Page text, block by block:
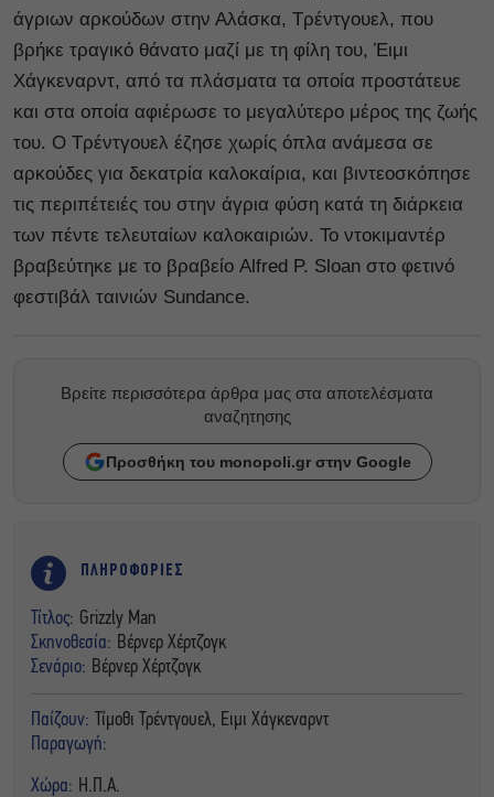
άγριων αρκούδων στην Αλάσκα, Τρέντγουελ, που
βρήκε τραγικό θάνατο μαζί με τη φίλη του, Έιμι
Χάγκεναρντ, από τα πλάσματα τα οποία προστάτευε
και στα οποία αφιέρωσε το μεγαλύτερο μέρος της ζωής
του. Ο Τρέντγουελ έζησε χωρίς όπλα ανάμεσα σε
αρκούδες για δεκατρία καλοκαίρια, και βιντεοσκόπησε
τις περιπέτειές του στην άγρια φύση κατά τη διάρκεια
των πέντε τελευταίων καλοκαιριών. Το ντοκιμαντέρ
βραβεύτηκε με το βραβείο Alfred P. Sloan στο φετινό
φεστιβάλ ταινιών Sundance.
Βρείτε περισσότερα άρθρα μας στα αποτελέσματα
αναζητησης
Προσθήκη του monopoli.gr στην Google
ΠΛΗΡΟΦΟΡΙΕΣ
Τίτλος: Grizzly Man
Σκηνοθεσία: Βέρνερ Χέρτζογκ
Σενάριο: Βέρνερ Χέρτζογκ
Παίζουν:
Τίμοθι Τρέντγουελ, Ειμι Χάγκεναρντ
Παραγωγή:
Χώρα: Η.Π.Α.